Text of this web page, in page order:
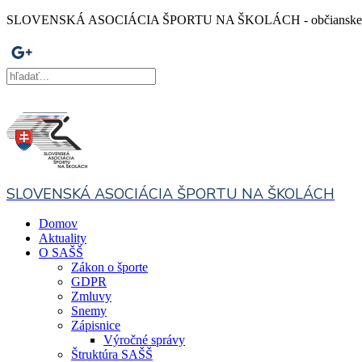
SLOVENSKÁ ASOCIÁCIA ŠPORTU NA ŠKOLÁCH - občianske
SLOVENSKÁ ASOCIÁCIA ŠPORTU NA ŠKOLÁCH
Domov
Aktuality
O SAŠŠ
Zákon o športe
GDPR
Zmluvy
Snemy
Zápisnice
Výročné správy
Štruktúra SAŠŠ